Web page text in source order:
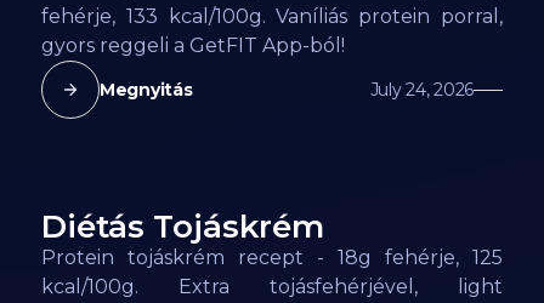
fehérje, 133 kcal/100g. Vaníliás protein porral,
gyors reggeli a GetFIT App-ból!
Megnyitás July 24, 2026
125kcal
Diétás Tojáskrém
Protein tojáskrém recept - 18g fehérje, 125
kcal/100g. Extra tojásfehérjével, light